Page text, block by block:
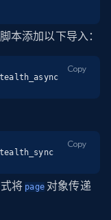
本添加以下导入：
Copy
Copy
将 page对象传递